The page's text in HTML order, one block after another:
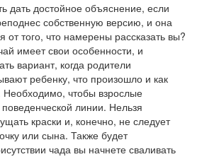
дать достойное объяснение, если
собственную версию, и она
от того, что намерены рассказать вы?
имеет свои особенности, и
вариант, когда родители
ребенку, что произошло и как
Необходимо, чтобы взрослые
линии. Нельзя
краски и, конечно, не следует
или сына. Также будет
чада вы начнете сваливать